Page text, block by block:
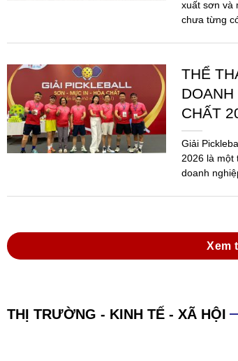
xuất sơn và
chưa từng
THỂ
CHẤT
Giải
2026 là một
doanh
Xem
THỊ TRƯỜNG - KINH TẾ - XÃ HỘI